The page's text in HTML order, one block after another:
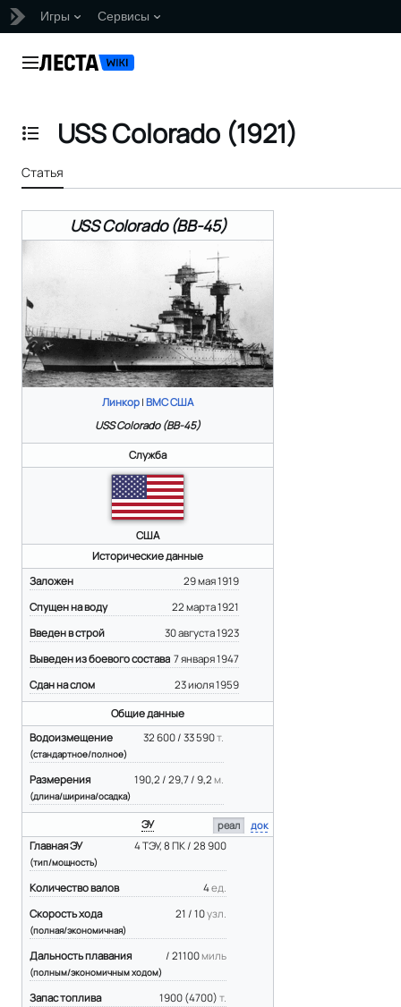
Игры Сервисы
Главное меню
Отобразить/Скрыть содержание
USS Colorado (1921)
Статья
USS Colorado (BB-45)
Линкор | ВМС США
USS Colorado (BB-45)
Служба
США
Исторические данные
29 мая 1919
Заложен
22 марта 1921
Спущен на воду
30 августа 1923
Введен в строй
7 января 1947
Выведен из боевого состава
23 июля 1959
Сдан на слом
Общие данные
32 600 / 33 590т.
Водоизмещение
(стандартное/полное)
190,2 / 29,7 / 9,2 м.
Размерения
(длина/ширина/осадка)
ЭУ реал
док
4 ТЭУ, 8 ПК / 28 900
Главная ЭУ
(тип/мощность)
4ед.
Количество валов
21 / 10узл.
Скорость хода
(полная/экономичная)
/ 21100 миль
Дальность плавания
(полным/экономичным ходом)
1900 (4700) т.
Запас топлива